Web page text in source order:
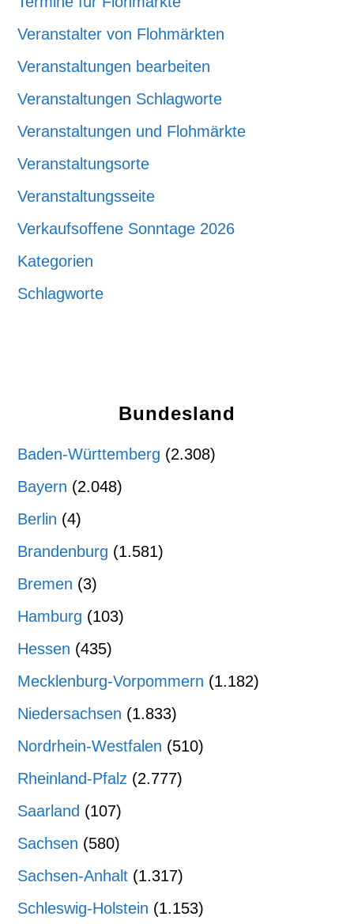
Veranstalter von Flohmärkten
Veranstaltungen bearbeiten
Veranstaltungen Schlagworte
Veranstaltungen und Flohmärkte
Veranstaltungsorte
Veranstaltungsseite
Verkaufsoffene Sonntage 2026
Kategorien
Schlagworte
Bundesland
Baden-Württemberg (2.308)
Bayern (2.048)
Berlin (4)
Brandenburg (1.581)
Bremen (3)
Hamburg (103)
Hessen (435)
Mecklenburg-Vorpommern (1.182)
Niedersachsen (1.833)
Nordrhein-Westfalen (510)
Rheinland-Pfalz (2.777)
Saarland (107)
Sachsen (580)
Sachsen-Anhalt (1.317)
Schleswig-Holstein (1.153)